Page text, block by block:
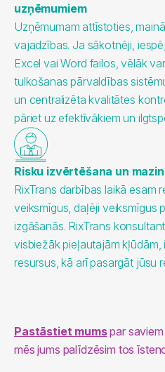
uzņēmumiem
Uzņēmumam attīstoties,
vajadzības. Ja sākotnēji,
Excel vai Word failos, vēlāk
tulkošanas pārvaldības
un centralizēta kvalitātes
pāriet uz efektīvākiem un
Risku izvērtēšana un
RixTrans darbības laikā esam
veiksmīgus, daļēji veiksmīgus
izgāšanās. RixTrans
visbiežāk pieļautajām kļūdām,
resursus, kā arī pasargāt jūsu
Pastāstiet mums par saviem
mēs jums palīdzēsim tos